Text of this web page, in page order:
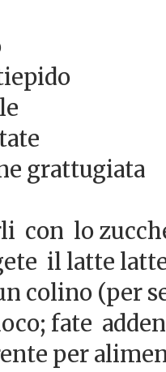
grattugiata
con lo
il latte
colino (per
fate
per